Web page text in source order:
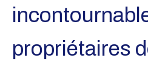
propriétaires